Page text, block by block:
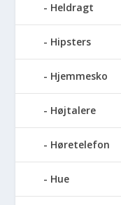
Heldragt
Hipsters
Hjemmesko
Højtalere
Høretelefon
Hue